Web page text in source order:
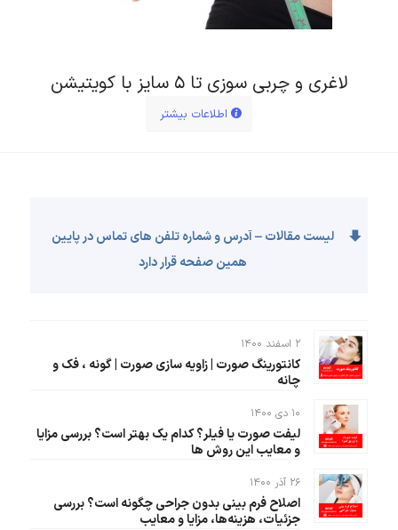
لاغری و چربی سوزی تا ۵ سایز با کویتیشن
اطلاعات بیشتر
لیست مقالات – آدرس و شماره تلفن های تماس در پایین
همین صفحه قرار دارد
۲ اسفند ۱۴۰۰
کانتورینگ صورت | زاویه سازی صورت | گونه ، فک و
چانه
۱۰ دی ۱۴۰۰
لیفت صورت یا فیلر؟ کدام یک بهتر است؟ بررسی مزایا
و معایب این روش ها
۲۶ آذر ۱۴۰۰
اصلاح فرم بینی بدون جراحی چگونه است؟ بررسی
جزئیات، هزینه‌ها، مزایا و معایب